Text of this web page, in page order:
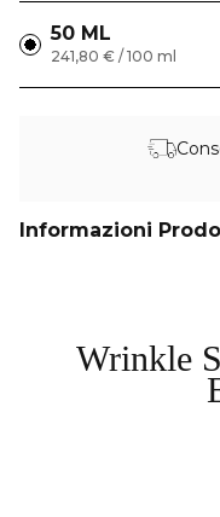
50 ML
241,80 € / 100 ml
Informazioni
Wrinkle